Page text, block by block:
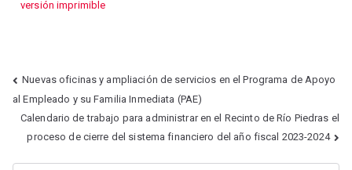
versión imprimible
Nuevas oficinas y ampliación de servicios en el Programa de Apoyo
al Empleado y su Familia Inmediata (PAE)
Calendario de trabajo para administrar en el Recinto de Río Piedras el
proceso de cierre del sistema financiero del año fiscal 2023-2024